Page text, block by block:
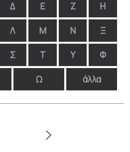
Δ Ε Ζ Η
Λ Μ Ν Ξ
Σ Τ Υ Φ
Ω άλλα